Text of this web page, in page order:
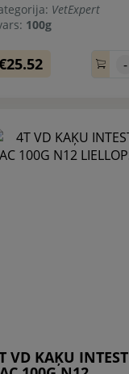
VetExpert
100g
-
VD KAĶU